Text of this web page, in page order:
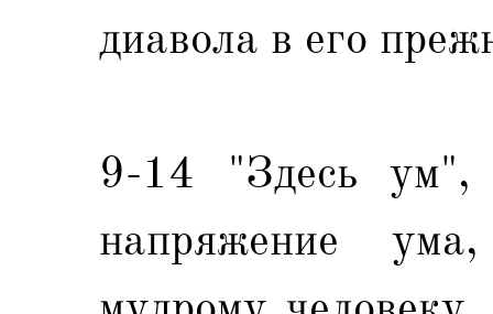
диавола в его
9-14 "Здесь ум",
напряжение ума,